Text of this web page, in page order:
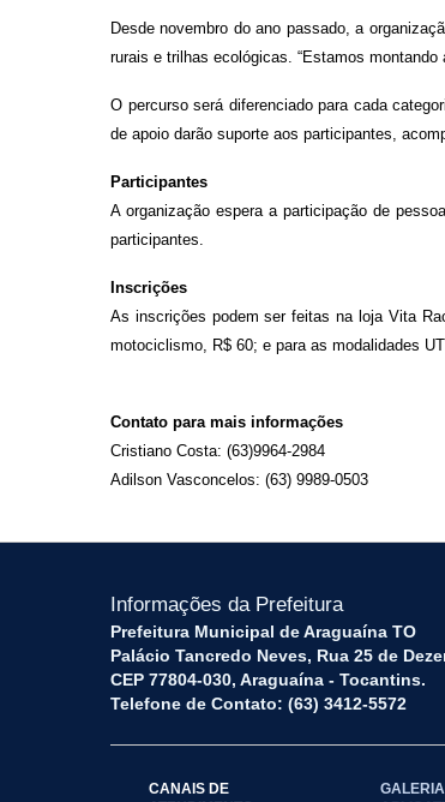
Desde novembro do ano passado, a
rurais e trilhas ecológicas. “Estamos
O percurso será diferenciado para cada
de apoio darão suporte aos participantes,
Participantes
A organização espera a participação de
participantes.
Inscrições
As inscrições podem ser feitas na loja Vita
motociclismo, R$ 60; e para as modalidades
Contato para mais informações
Cristiano Costa: (63)9964-2984
Adilson Vasconcelos: (63) 9989-0503
Informações da Prefeitura
Prefeitura Municipal de Araguaína TO
Palácio Tancredo Neves, Rua 25 de
CEP 77804-030, Araguaína - Tocantins.
Telefone de Contato: (63) 3412-5572
CANAIS DE